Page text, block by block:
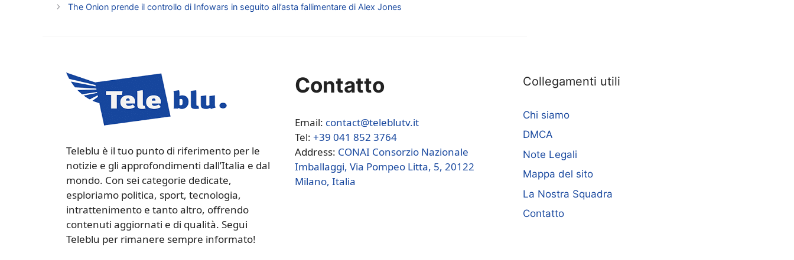
The Onion prende il controllo di Infowars in seguito all’asta fallimentare di Alex Jones
Teleblu è il tuo punto di riferimento per le
notizie e gli approfondimenti dall’Italia e dal
mondo. Con sei categorie dedicate,
esploriamo politica, sport, tecnologia,
intrattenimento e tanto altro, offrendo
contenuti aggiornati e di qualità. Segui
Teleblu per rimanere sempre informato!
Contatto
Email: contact@teleblutv.it
Tel: +39 041 852 3764
Address: CONAI Consorzio Nazionale
Imballaggi, Via Pompeo Litta, 5, 20122
Milano, Italia
Collegamenti utili
Chi siamo
DMCA
Note Legali
Mappa del sito
La Nostra Squadra
Contatto